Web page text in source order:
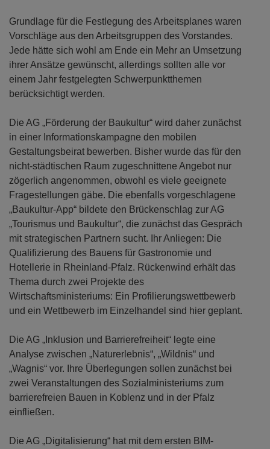
Grundlage für die Festlegung des Arbeitsplanes waren
Vorschläge aus den Arbeitsgruppen des Vorstandes.
Jede hätte sich wohl am Ende ein Mehr an Umsetzung
ihrer Ansätze gewünscht, allerdings sollten alle vor
einem Jahr festgelegten Schwerpunktthemen
berücksichtigt werden.
Die AG „Förderung der Baukultur“ wird daher zunächst
in einer Informationskampagne den mobilen
Gestaltungsbeirat bewerben. Bisher wurde das für den
nicht-städtischen Raum zugeschnittene Angebot nur
zögerlich angenommen, obwohl es viele geeignete
Fragestellungen gäbe. Die ebenfalls vorgeschlagene
„Baukultur-App“ bildete den Brückenschlag zur AG
„Tourismus und Baukultur“, die zunächst das Gespräch
mit strategischen Partnern sucht. Ihr Anliegen: Die
Qualifizierung des Bauens für Gastronomie und
Hotellerie in Rheinland-Pfalz. Rückenwind erhält das
Thema durch zwei Projekte des
Wirtschaftsministeriums: Ein Profilierungswettbewerb
und ein Wettbewerb im Einzelhandel sind hier geplant.
Die AG „Inklusion und Barrierefreiheit“ legte eine
Analyse zwischen „Naturerlebnis“, „Wildnis“ und
„Wagnis“ vor. Ihre Überlegungen sollen zunächst bei
zwei Veranstaltungen des Sozialministeriums zum
barrierefreien Bauen in Koblenz und in der Pfalz
einfließen.
Die AG „Digitalisierung“ hat mit dem ersten BIM-